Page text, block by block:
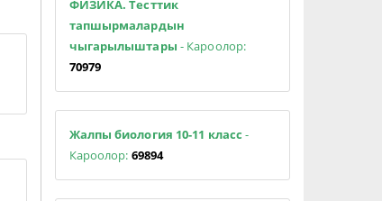
ФИЗИКА. Тесттик
тапшырмалардын
чыгарылыштары - Кароолор:
70979
Жалпы биология 10-11 класс -
Кароолор: 69894